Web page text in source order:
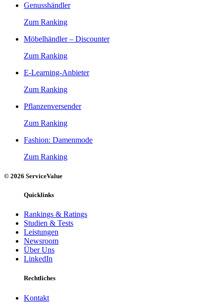
Genusshändler
Zum Ranking
Möbelhändler – Discounter
Zum Ranking
E-Learning-Anbieter
Zum Ranking
Pflanzenversender
Zum Ranking
Fashion: Damenmode
Zum Ranking
© 2026 ServiceValue
Quicklinks
Rankings & Ratings
Studien & Tests
Leistungen
Newsroom
Über Uns
LinkedIn
Rechtliches
Kontakt